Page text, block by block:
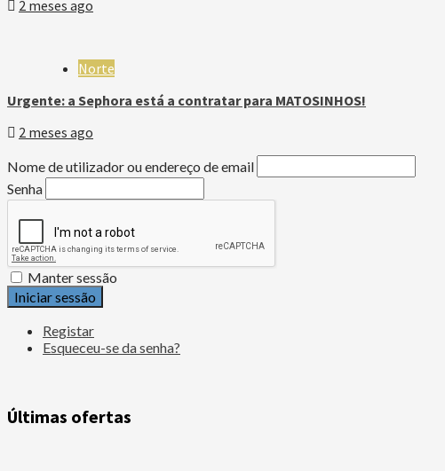
2 meses ago
Norte
Urgente: a Sephora está a contratar para MATOSINHOS!
2 meses ago
Nome de utilizador ou endereço de email
Senha
Manter sessão
Iniciar sessão
Registar
Esqueceu-se da senha?
Últimas ofertas